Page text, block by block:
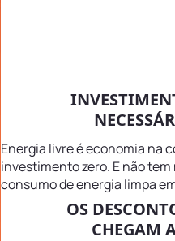
Energia livre é economia na
investimento zero. E não
consumo de energia limpa
OS
CHEGAM